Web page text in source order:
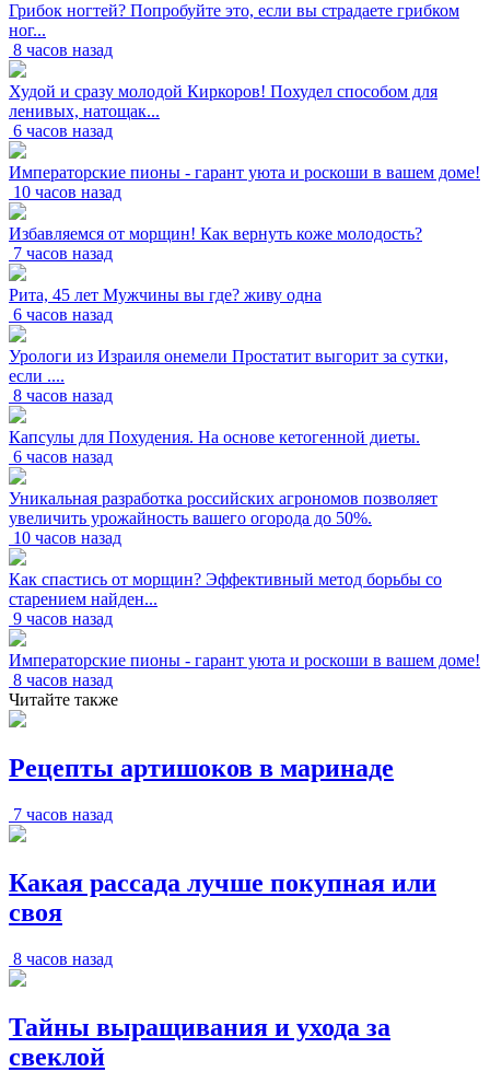
Грибок ногтей? Попробуйте это, если вы страдаете грибком
ног...
8 часов назад
Худой и сразу молодой Киркоров! Похудел способом для
ленивых, натощак...
6 часов назад
Императорские пионы - гарант уюта и роскоши в вашем доме!
10 часов назад
Избавляемся от морщин! Как вернуть коже молодость?
7 часов назад
Рита, 45 лет Мужчины вы где? живу одна
6 часов назад
Урологи из Израиля онемели Простатит выгорит за сутки,
если ....
8 часов назад
Капсулы для Похудения. На основе кетогенной диеты.
6 часов назад
Уникальная разработка российских агрономов позволяет
увеличить урожайность вашего огорода до 50%.
10 часов назад
Как спастись от морщин? Эффективный метод борьбы со
старением найден...
9 часов назад
Императорские пионы - гарант уюта и роскоши в вашем доме!
8 часов назад
Читайте также
Рецепты артишоков в маринаде
7 часов назад
Какая рассада лучше покупная или
своя
8 часов назад
Тайны выращивания и ухода за
свеклой